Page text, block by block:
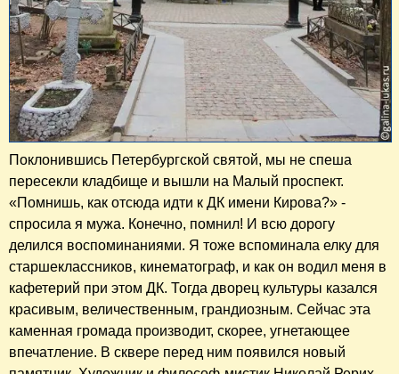
Поклонившись Петербургской святой, мы не спеша
пересекли кладбище и вышли на Малый проспект.
«Помнишь, как отсюда идти к ДК имени Кирова?» -
спросила я мужа. Конечно, помнил! И всю дорогу
делился воспоминаниями. Я тоже вспоминала елку для
старшеклассников, кинематограф, и как он водил меня в
кафетерий при этом ДК. Тогда дворец культуры казался
красивым, величественным, грандиозным. Сейчас эта
каменная громада производит, скорее, угнетающее
впечатление. В сквере перед ним появился новый